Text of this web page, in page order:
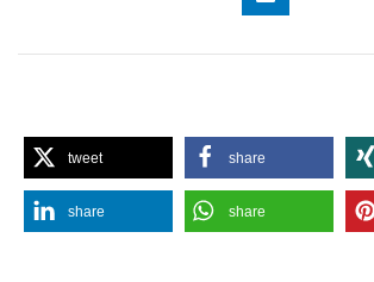
tweet share
share share